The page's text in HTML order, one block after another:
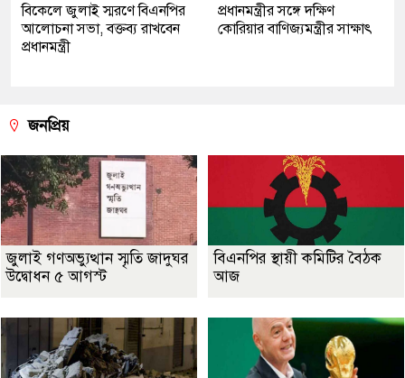
বিকেলে জুলাই স্মরণে বিএনপির
আলোচনা সভা, বক্তব্য রাখবেন
প্রধানমন্ত্রী
প্রধানমন্ত্রীর সঙ্গে দক্ষিণ
কোরিয়ার বাণিজ্যমন্ত্রীর সাক্ষাৎ
জনপ্রিয়
জুলাই গণঅভ্যুত্থান স্মৃতি জাদুঘর
উদ্বোধন ৫ আগস্ট
বিএনপির স্থায়ী কমিটির বৈঠক
আজ